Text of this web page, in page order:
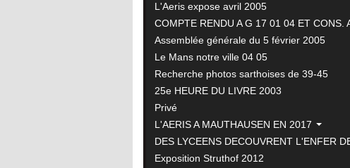
L'Aeris expose avril 2005
COMPTE RENDU A G 17 01 04 ET CONS.
Assemblée générale du 5 février 2005
Le Mans notre ville 04 05
Recherche photos sarthoises de 39-45
25e HEURE DU LIVRE 2003
Privé
L'AERIS A MAUTHAUSEN EN 2017
DES LYCEENS DECOUVRENT L'ENFER
Exposition Struthof 2012